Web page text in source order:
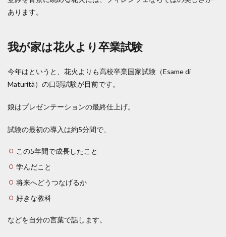
あります。
我が家は花火より卒業試験
今年はというと、花火よりも高校卒業国家試験（Esame di
Maturità）の口頭試験が目前です。
娘はプレゼンテーションの最終仕上げ。
試験の最初の導入は約5分間で、
この5年間で成長したこと
学んだこと
将来へどうつなげるか
好きな教科
などを自分の言葉で話します。